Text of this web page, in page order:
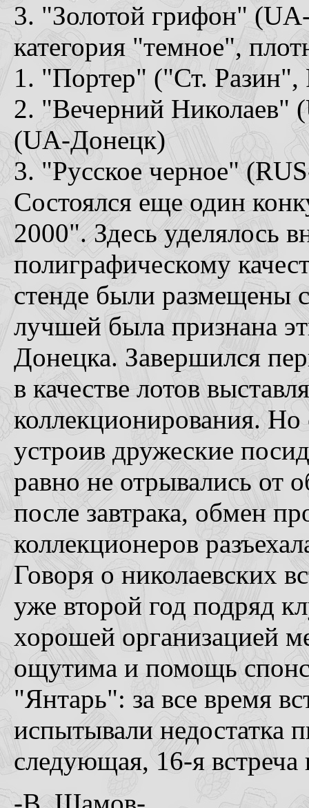
3. "Золотой грифон"
категория "темное",
1. "Портер" ("Ст. Разин",
2. "Вечерний Николаев"
(UA-Донецк)
3. "Русское черное"
Состоялся еще один
2000". Здесь уделялось
полиграфическому
стенде были размещены
лучшей была признана
Донецка. Завершился
в качестве лотов
коллекционирования.
устроив дружеские
равно не отрывались от
после завтрака, обмен
коллекционеров
Говоря о николаевских
уже второй год подряд
хорошей организацией
ощутима и помощь
"Янтарь": за все время
испытывали недостатка
следующая, 16-я встреча